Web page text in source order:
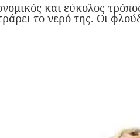
και εύκολος
το νερό της. Οι